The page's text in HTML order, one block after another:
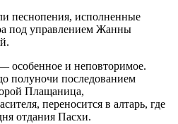
песнопения, исполненные
под управлением Жанны
особенное и неповторимое.
полуночи последованием
Плащаница,
переносится в алтарь, где
отдания Пасхи.